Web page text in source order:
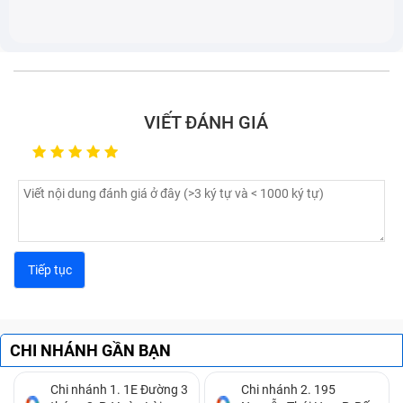
mới để đảm bảo quá trình sử dụng không bị gián
Nếu bạn dùng tai nghe cắm vào cổng ra âm thanh
của HP Pavilon 14-ce2035TU mà máy lại phát loa
ngoài thì có thể chip điều khiển đã hỏng và cần tháo
Nguyên nhân gây hỏng cần thay loa
Laptop HP Pavilon 14-ce2035TU là gì?
Hiện nay, nhu cầu sử dụng các đa phương tiện như
nghe nhạc, gọi video, họp nhóm online,...ngày càng
tăng và loa Laptop luôn sẵn sàng để phát huy chức
VIẾT ĐÁNH GIÁ
CHI NHÁNH GẦN BẠN
Chi nhánh 1. 1E Đường 3
Chi nhánh 2. 195